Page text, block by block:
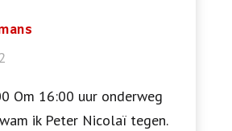
Om 16:00 uur onderweg
ik Peter Nicolaï tegen.